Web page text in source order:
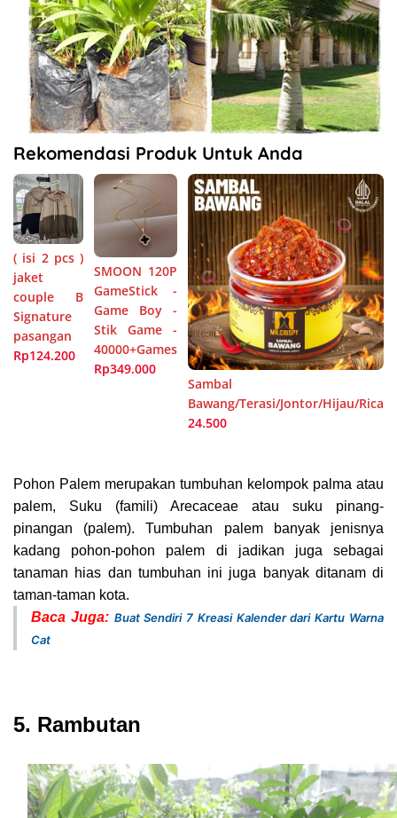
Rekomendasi Produk Untuk Anda
( isi 2 pcs )
jaket
couple B
Signature
pasangan
Rp124.200
SMOON 120P
GameStick -
Game Boy -
Stik Game -
40000+Games
Rp349.000
Sambal
Bawang/Terasi/Jontor/Hijau/Rica
24.500
Pohon Palem merupakan tumbuhan kelompok palma atau
palem, Suku (famili) Arecaceae atau suku pinang-
pinangan (palem). Tumbuhan palem banyak jenisnya
kadang pohon-pohon palem di jadikan juga sebagai
tanaman hias dan tumbuhan ini juga banyak ditanam di
taman-taman kota.
Baca Juga: Buat Sendiri 7 Kreasi Kalender dari Kartu Warna
Cat
5. Rambutan